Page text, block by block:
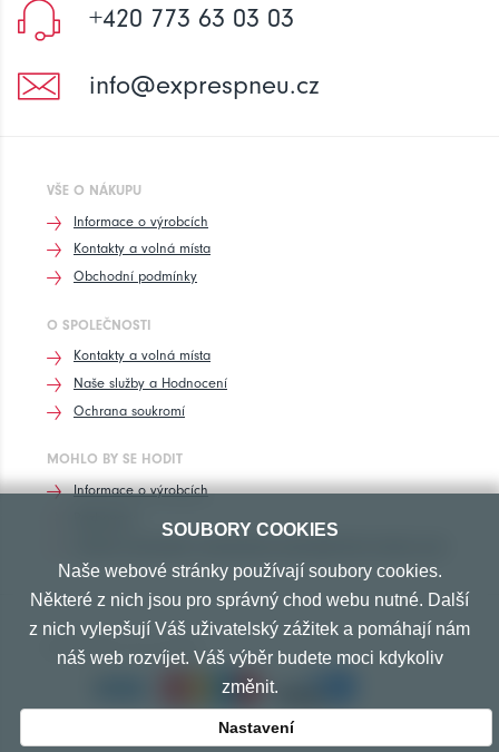
+420 773 63 03 03
info@exprespneu.cz
VŠE O NÁKUPU
Informace o výrobcích
Kontakty a volná místa
Obchodní podmínky
O SPOLEČNOSTI
Kontakty a volná místa
Naše služby a Hodnocení
Ochrana soukromí
MOHLO BY SE HODIT
Informace o výrobcích
PŘIJÍMÁME TYTO PLATBY
SOUBORY COOKIES
Naše webové stránky používají soubory cookies.
Některé z nich jsou pro správný chod webu nutné. Další
z nich vylepšují Váš uživatelský zážitek a pomáhají nám
náš web rozvíjet. Váš výběr budete moci kdykoliv
změnit.
Nastavení